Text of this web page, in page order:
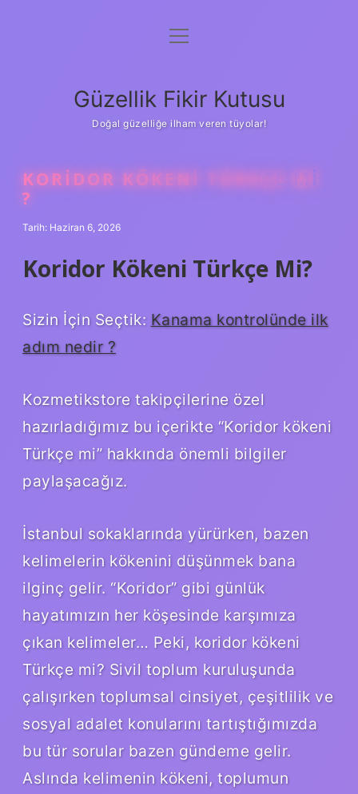
Anasayfa
Yasal Uyarı
menüyü
Güzellik Fikir Kutusu
Doğal güzelliğe ilham veren tüyolar!
KORIDOR KÖKENI TÜRKÇE MI
?
Tarih: Haziran 6, 2026
Koridor Kökeni Türkçe Mi?
Sizin İçin Seçtik: Kanama kontrolünde ilk
adım nedir ?
Kozmetikstore takipçilerine özel
hazırladığımız bu içerikte “Koridor kökeni
Türkçe mi” hakkında önemli bilgiler
paylaşacağız.
İstanbul sokaklarında yürürken, bazen
kelimelerin kökenini düşünmek bana
ilginç gelir. “Koridor” gibi günlük
hayatımızın her köşesinde karşımıza
çıkan kelimeler… Peki, koridor kökeni
Türkçe mi? Sivil toplum kuruluşunda
çalışırken toplumsal cinsiyet, çeşitlilik ve
sosyal adalet konularını tartıştığımızda
bu tür sorular bazen gündeme gelir.
Aslında kelimenin kökeni, toplumun